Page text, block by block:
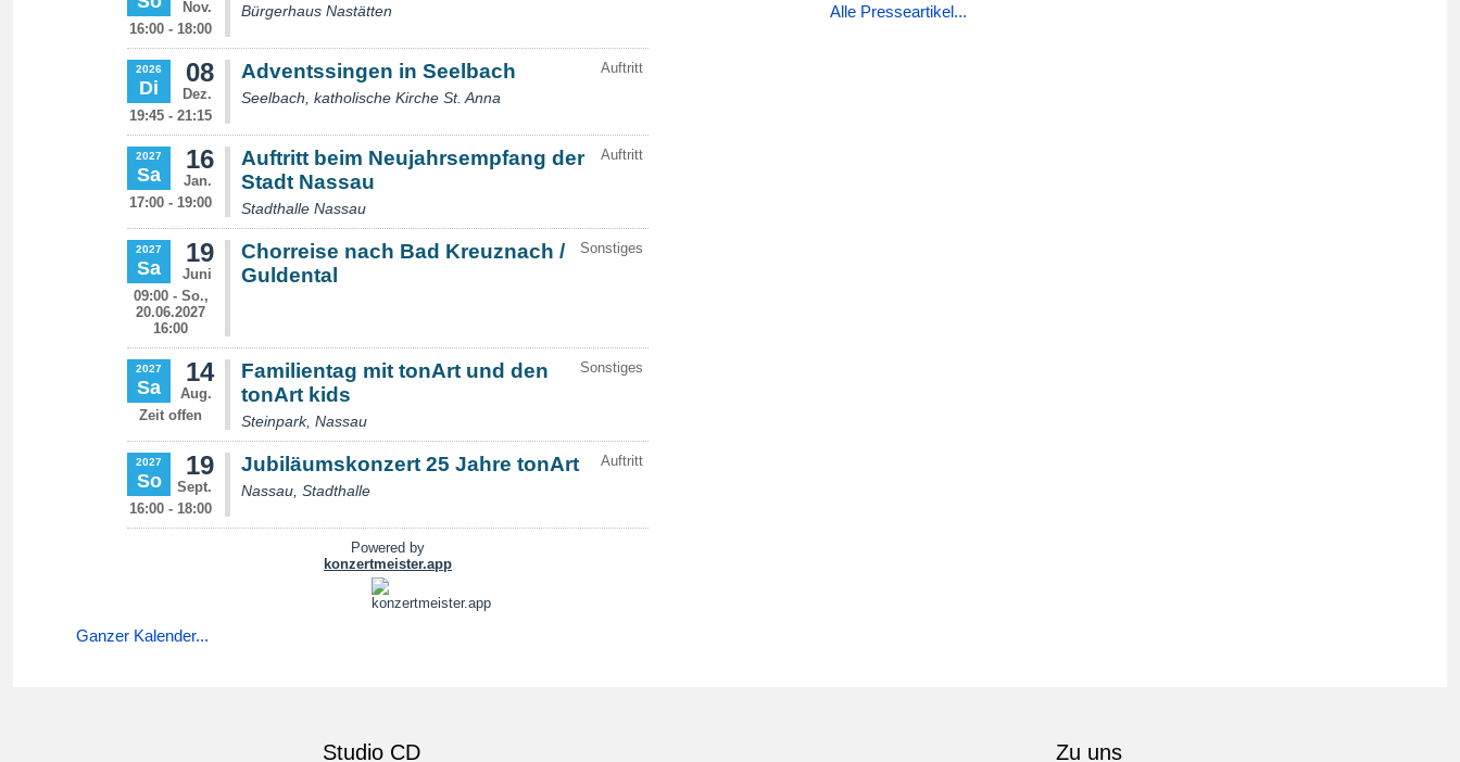
Ganzer Kalender...
Alle Presseartikel...
Studio CD Zu uns